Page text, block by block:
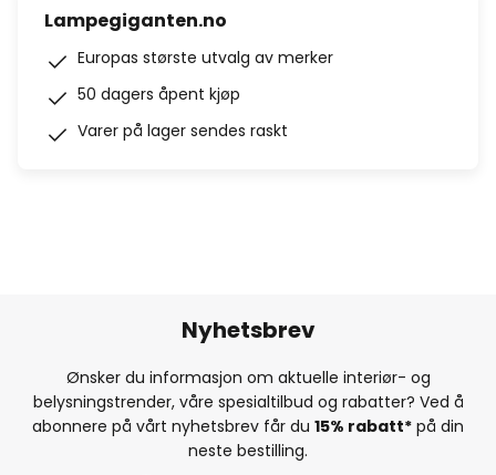
Lampegiganten.no
Europas største utvalg av merker
50 dagers åpent kjøp
Varer på lager sendes raskt
Nyhetsbrev
Ønsker du informasjon om aktuelle interiør- og
belysningstrender, våre spesialtilbud og rabatter? Ved å
abonnere på vårt nyhetsbrev får du 15% rabatt* på din
neste bestilling.